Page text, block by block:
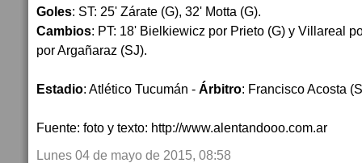
Goles: ST: 25' Zárate (G), 32' Motta (G).
Cambios: PT: 18' Bielkiewicz por Prieto (G) y Villareal
por Argañaraz (SJ).
Estadio: Atlético Tucumán - Árbitro: Francisco Acosta
Fuente: foto y texto: http://www.alentandooo.com.ar
Lunes 04 de mayo de 2015, 08:58